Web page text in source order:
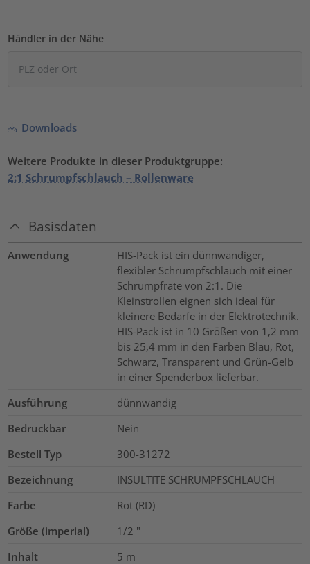
Händler in der Nähe
Downloads
Weitere Produkte in dieser Produktgruppe:
2:1 Schrumpfschlauch – Rollenware
Basisdaten
Anwendung
HIS-Pack ist ein dünnwandiger,
flexibler Schrumpfschlauch mit einer
Schrumpfrate von 2:1. Die
Kleinstrollen eignen sich ideal für
kleinere Bedarfe in der Elektrotechnik.
HIS-Pack ist in 10 Größen von 1,2 mm
bis 25,4 mm in den Farben Blau, Rot,
Schwarz, Transparent und Grün-Gelb
in einer Spenderbox lieferbar.
Ausführung
dünnwandig
Bedruckbar
Nein
Bestell Typ
300-31272
Bezeichnung
INSULTITE SCHRUMPFSCHLAUCH
Farbe
Rot (RD)
Größe (imperial)
1/2 "
Inhalt
5 m